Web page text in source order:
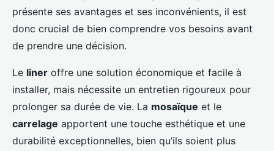
présente ses avantages et ses inconvénients, il est
donc crucial de bien comprendre vos besoins avant
de prendre une décision.
Le liner offre une solution économique et facile à
installer, mais nécessite un entretien rigoureux pour
prolonger sa durée de vie. La mosaïque et le
carrelage apportent une touche esthétique et une
durabilité exceptionnelles, bien qu’ils soient plus